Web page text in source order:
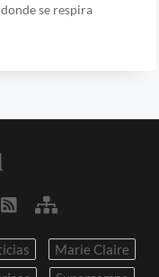
se respira
Marie Claire